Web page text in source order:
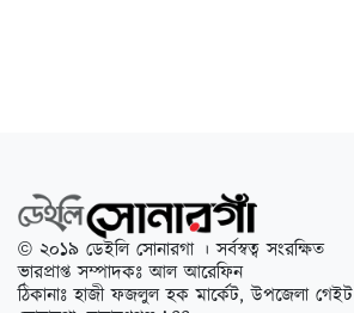
© ২০১৯ ডেইলি সোনারগা । সর্বস্বত্ব সংরক্ষিত
ভারপ্রাপ্ত সম্পাদকঃ আল আরেফিন
ঠিকানাঃ হাজী ফজলুল হক মার্কেট, উপজেলা গেইট